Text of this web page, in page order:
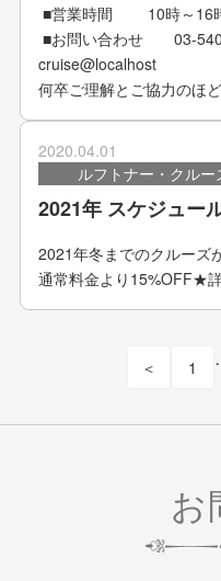
■営業時間
10時～ 16
■お問い合わせ 03-
cruise@localhost
何卒ご理解とご協力のほ
2020.04.01
ルフトナー・クルー
2021年 スケジュー
2021年冬までのクルーズ
通常料金より15%OFF★
＜ 1
お